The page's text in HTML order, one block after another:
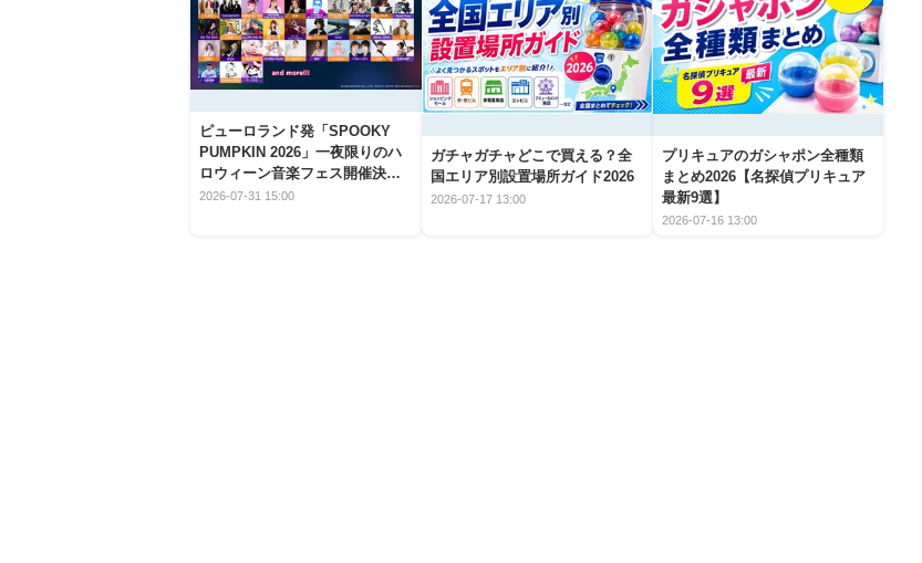
ピューロランド発「SPOOKY
PUMPKIN 2026」一夜限りのハ
ロウィーン音楽フェス開催決
定！
2026-07-31 15:00
ガチャガチャどこで買える？全
国エリア別設置場所ガイド2026
2026-07-17 13:00
プリキュアのガシャポン全種類
まとめ2026【名探偵プリキュア
最新9選】
2026-07-16 13:00